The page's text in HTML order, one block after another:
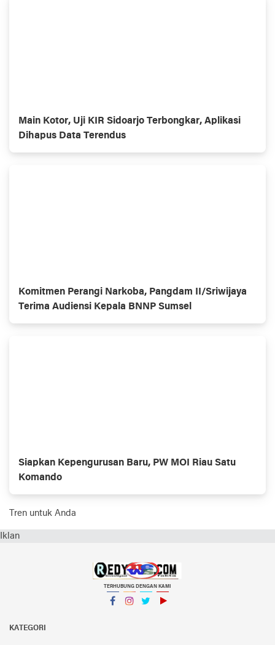
Main Kotor, Uji KIR Sidoarjo Terbongkar, Aplikasi
Dihapus Data Terendus
Komitmen Perangi Narkoba, Pangdam II/Sriwijaya
Terima Audiensi Kepala BNNP Sumsel
Siapkan Kepengurusan Baru, PW MOI Riau Satu
Komando
Tren untuk Anda
Iklan
TERHUBUNG DENGAN KAMI
KATEGORI